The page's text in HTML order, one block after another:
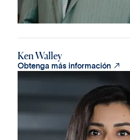
Ken Walley
Obtenga más información 